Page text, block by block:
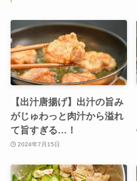
【出汁唐揚げ】出汁の旨み
がじゅわっと肉汁から溢れ
て旨すぎる…！
2024年7月15日